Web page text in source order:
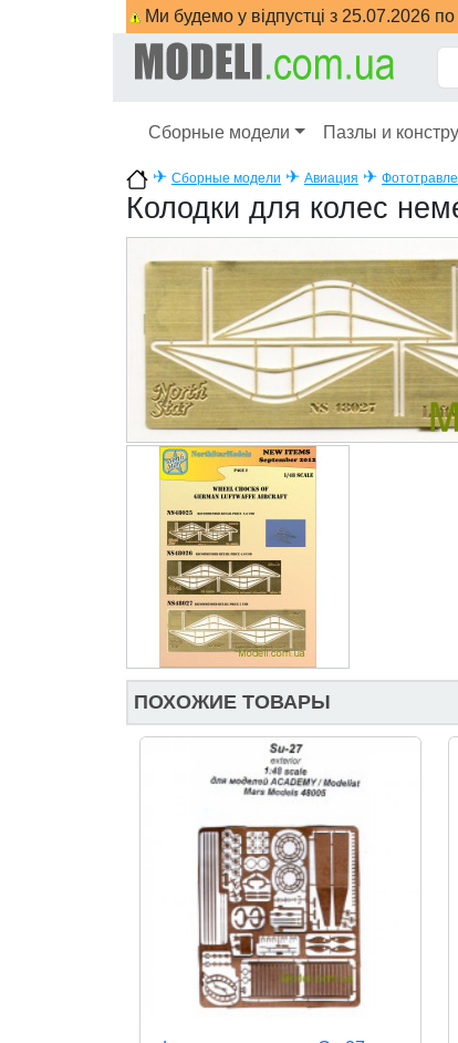
Ми будемо у відпустці з 25.07.2026
Сборные модели Пазлы и
✈ Сборные модели ✈ Авиация ✈
Колодки для колес
ПОХОЖИЕ ТОВАРЫ